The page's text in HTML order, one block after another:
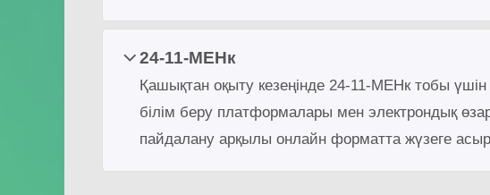
24-11-МЕНк
Қашықтан оқыту кезеңінде 24-11-МЕНк тобы
білім беру платформалары мен электрондық
пайдалану арқылы онлайн форматта жүзеге